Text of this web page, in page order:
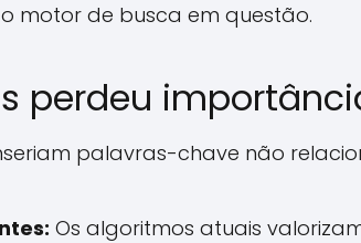
motor de busca em questão.
perdeu
palavras-chave não
Os algoritmos atuais